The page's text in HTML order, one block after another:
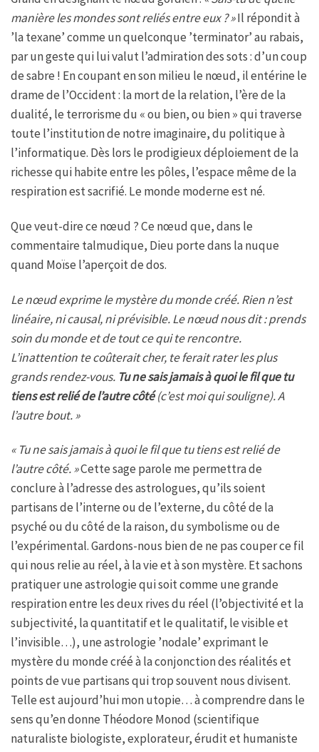
manière les mondes sont reliés entre eux ? »Il répondit à
’la texane’ comme un quelconque ’terminator’ au rabais,
par un geste qui lui valut l’admiration des sots : d’un coup
de sabre ! En coupant en son milieu le nœud, il entérine le
drame de l’Occident : la mort de la relation, l’ère de la
dualité, le terrorisme du « ou bien, ou bien » qui traverse
toute l’institution de notre imaginaire, du politique à
l’informatique. Dès lors le prodigieux déploiement de la
richesse qui habite entre les pôles, l’espace même de la
respiration est sacrifié. Le monde moderne est né.
Que veut-dire ce nœud ? Ce nœud que, dans le
commentaire talmudique, Dieu porte dans la nuque
quand Moïse l’aperçoit de dos.
Le nœud exprime le mystère du monde créé. Rien n’est
linéaire, ni causal, ni prévisible. Le nœud nous dit : prends
soin du monde et de tout ce qui te rencontre.
L’inattention te coûterait cher, te ferait rater les plus
grands rendez-vous. Tu ne sais jamais à quoi le fil que tu
tiens est relié de l’autre côté(c’est moi qui souligne). A
l’autre bout. »
« Tu ne sais jamais à quoi le fil que tu tiens est relié de
l’autre côté. »Cette sage parole me permettra de
conclure à l’adresse des astrologues, qu’ils soient
partisans de l’interne ou de l’externe, du côté de la
psyché ou du côté de la raison, du symbolisme ou de
l’expérimental. Gardons-nous bien de ne pas couper ce fil
qui nous relie au réel, à la vie et à son mystère. Et sachons
pratiquer une astrologie qui soit comme une grande
respiration entre les deux rives du réel (l’objectivité et la
subjectivité, la quantitatif et le qualitatif, le visible et
l’invisible…), une astrologie ’nodale’ exprimant le
mystère du monde créé à la conjonction des réalités et
points de vue partisans qui trop souvent nous divisent.
Telle est aujourd’hui mon utopie… à comprendre dans le
sens qu’en donne Théodore Monod (scientifique
naturaliste biologiste, explorateur, érudit et humaniste